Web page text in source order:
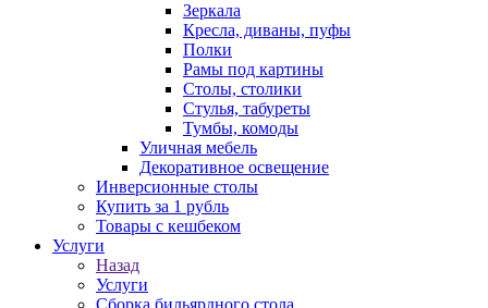
Зеркала
Кресла, диваны, пуфы
Полки
Рамы под картины
Столы, столики
Стулья, табуреты
Тумбы, комоды
Уличная мебель
Декоративное освещение
Инверсионные столы
Купить за 1 рубль
Товары с кешбеком
Услуги
Назад
Услуги
Сборка бильярдного стола